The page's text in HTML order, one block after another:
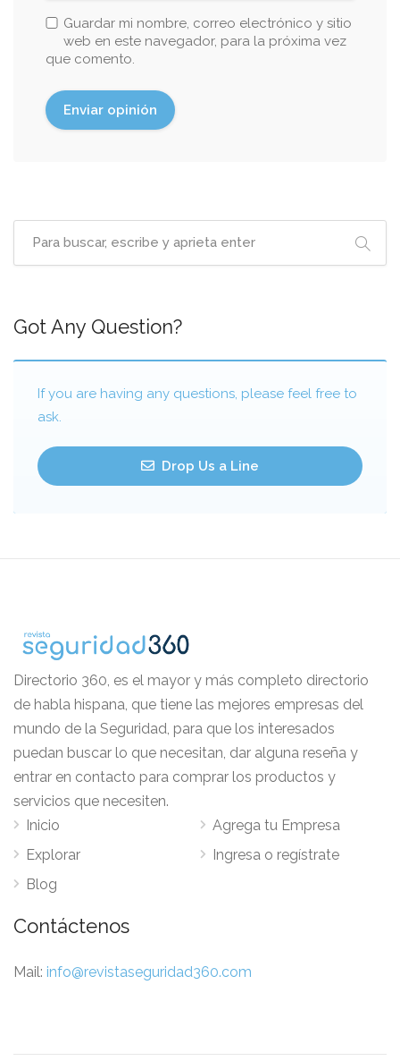
Guardar mi nombre, correo electrónico y sitio
web en este navegador, para la próxima vez
que comento.
Got Any Question?
If you are having any questions, please feel free to
ask.
Drop Us a Line
Directorio 360, es el mayor y más completo directorio
de habla hispana, que tiene las mejores empresas del
mundo de la Seguridad, para que los interesados
puedan buscar lo que necesitan, dar alguna reseña y
entrar en contacto para comprar los productos y
servicios que necesiten.
Inicio
Explorar
Blog
Agrega tu Empresa
Ingresa o regístrate
Contáctenos
Mail: info@revistaseguridad360.com